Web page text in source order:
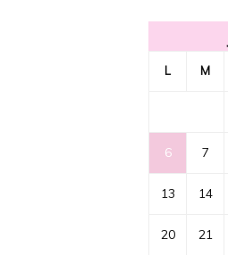
L M
6 7
13 14
20 21